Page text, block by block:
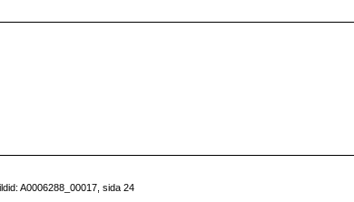
A0006288_00017, sida 24